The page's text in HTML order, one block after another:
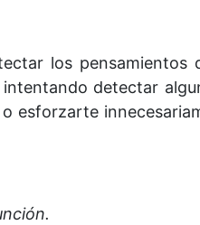
los pensamientos
detectar
esforzarte